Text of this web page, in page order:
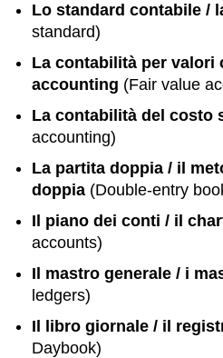
Lo standard contabile /
standard)
La contabilità per valori
accounting (Fair value
La contabilità del costo
accounting)
La partita doppia / il
doppia (Double-entry
Il piano dei conti / il
accounts)
Il mastro generale / i
ledgers)
Il libro giornale / il
Daybook)